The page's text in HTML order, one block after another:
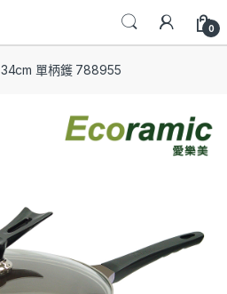
0
34cm 單柄鑊 788955